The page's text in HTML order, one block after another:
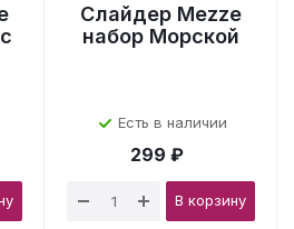
Слайдер Mezze
набор Морской
Есть в наличии
299 ₽
В корзину